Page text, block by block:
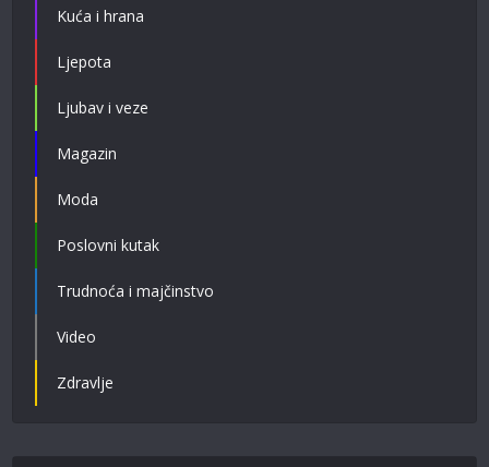
Kuća i hrana
Ljepota
Ljubav i veze
Magazin
Moda
Poslovni kutak
Trudnoća i majčinstvo
Video
Zdravlje